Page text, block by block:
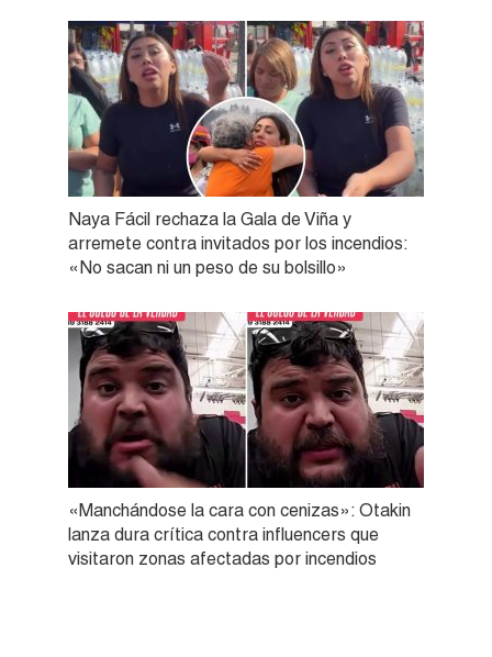
Naya Fácil rechaza la Gala de Viña y
arremete contra invitados por los incendios:
«No sacan ni un peso de su bolsillo»
«Manchándose la cara con cenizas»: Otakin
lanza dura crítica contra influencers que
visitaron zonas afectadas por incendios